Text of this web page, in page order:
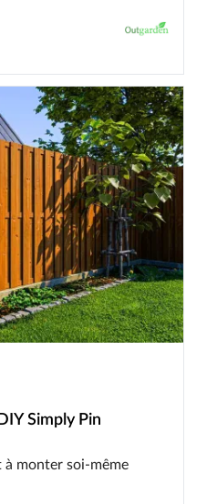
Simply Pin
à monter soi-même